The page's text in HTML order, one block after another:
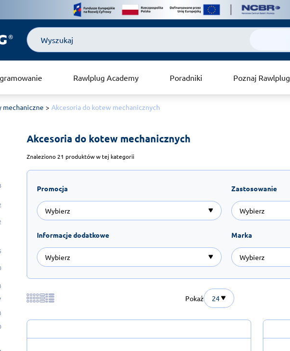
Szukaj
Rawlplug Academy Poradniki Poznaj Rawlplug
mechaniczne Akcesoria do kotew mechanicznych
Akcesoria do kotew mechanicznych
Znaleziono 21 produktów w tej kategorii
Promocja Zastosowanie
Informacje dodatkowe Marka
Pokaż 24